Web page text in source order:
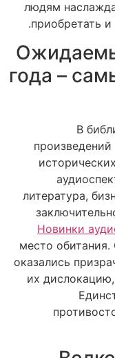
людям
приобретать и
года –
В
литература,
Новинки
место
оказались
их